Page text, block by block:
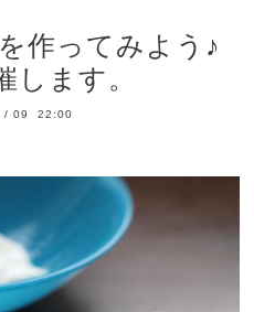
作ってみよう♪
します。
/ 09 22:00